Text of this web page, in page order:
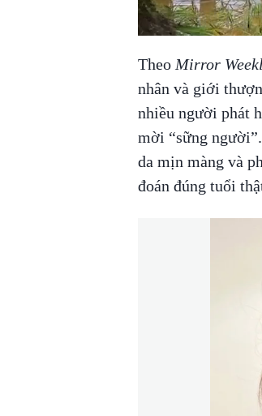
Theo Mirror
nhân và giới
nhiều người phát
mời “sững
da mịn màng và
đoán đúng tuổi